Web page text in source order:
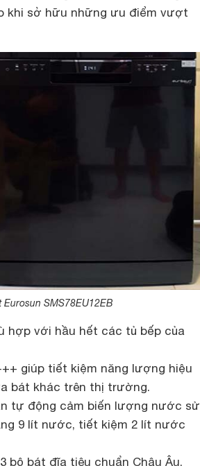
khi sở hữu những ưu điểm vượt
SMS78EU12EB
hợp với hầu hết các tủ bếp của
giúp tiết kiệm năng lượng hiệu
bát khác trên thị trường.
tự động cảm biến lượng nước sử
9 lít nước, tiết kiệm 2 lít nước
bộ bát đĩa tiêu chuẩn Châu Âu,